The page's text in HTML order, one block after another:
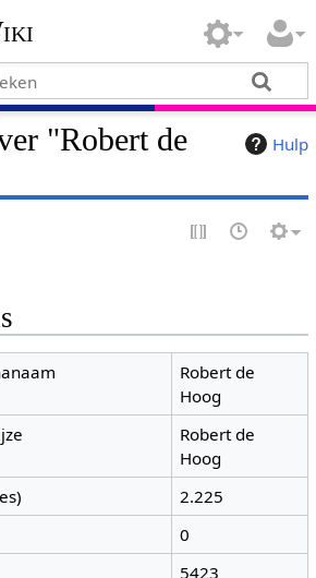
Hulp
"Robert de
Robert de
Hoog
Robert de
Hoog
2.225
0
5423